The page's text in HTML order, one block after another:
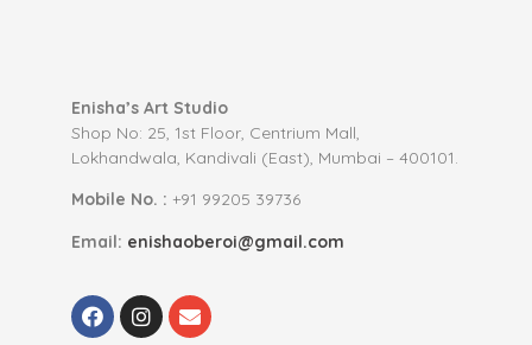
Enisha’s Art Studio
Shop No: 25, 1st Floor, Centrium Mall,
Lokhandwala, Kandivali (East), Mumbai – 400101.
Mobile No. : +91 99205 39736
Email: enishaoberoi@gmail.com